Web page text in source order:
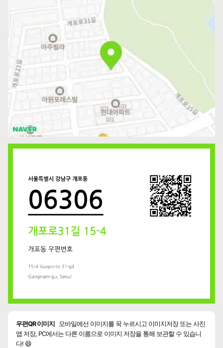
우편QR 이미지
모바일에선 이미지를 꾹 누르시고 이미지저장 또는 사진
앱 저장, PC에서는 다른 이름으로 이미지 저장을 통해 보관할 수 있습니
다! 😄